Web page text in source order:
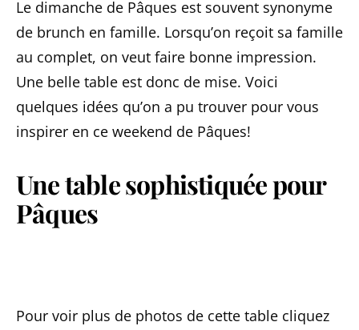
Le dimanche de Pâques est souvent synonyme
de brunch en famille. Lorsqu’on reçoit sa famille
au complet, on veut faire bonne impression.
Une belle table est donc de mise. Voici
quelques idées qu’on a pu trouver pour vous
inspirer en ce weekend de Pâques!
Une table sophistiquée pour
Pâques
Pour voir plus de photos de cette table cliquez